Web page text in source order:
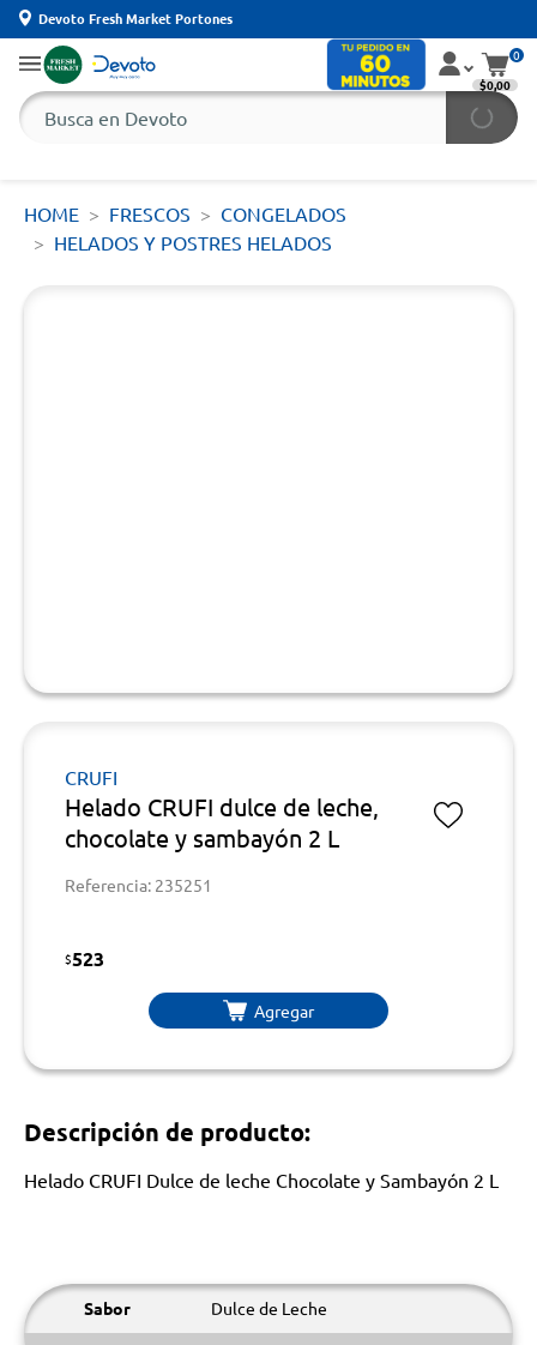
Devoto Fresh Market Portones
0
$0,00
HOME FRESCOS
CONGELADOS
HELADOS Y POSTRES HELADOS
CRUFI
Helado CRUFI dulce de leche,
chocolate y sambayón 2 L
Referencia: 235251
$523
Agregar
Descripción de producto:
Helado CRUFI Dulce de leche Chocolate y Sambayón 2 L
Sabor Dulce de Leche